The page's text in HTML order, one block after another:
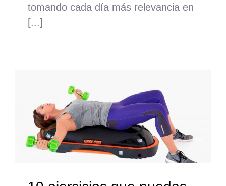
tomando cada día más relevancia en
[...]